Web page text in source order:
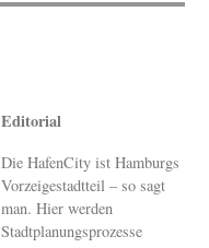
Editorial
Die HafenCity ist Hamburgs
Vorzeigestadtteil – so sagt
man. Hier werden
Stadtplanungsprozesse